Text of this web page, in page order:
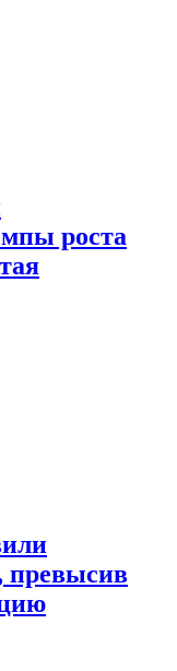
роста
превысив